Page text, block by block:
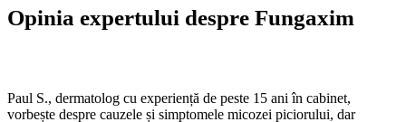
Opinia expertului despre Fungaxim
Paul S., dermatolog cu experiență de peste 15 ani în cabinet,
vorbește despre cauzele și simptomele micozei piciorului, dar